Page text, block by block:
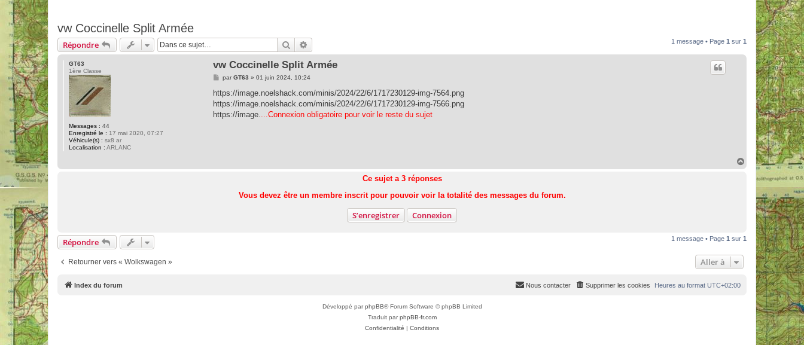
vw Coccinelle Split Armée
Répondre Rechercher 1 message • Page 1 sur 1
GT63
1ère Classe
Messages : 44
Enregistré le : 17 mai 2020, 07:27
Véhicule(s) : sx8 ar
Localisation : ARLANC
vw Coccinelle Split Armée
M
s
s
a
g
e
parGT63 » 01 juin 2024, 10:24
https://image.noelshack.com/minis/2024/22/6/1717230129-img-7564.png
https://image.noelshack.com/minis/2024/22/6/1717230129-img-7566.png
https://image.
...Connexion obligatoire pour voir le reste du sujet
Ce sujet a 3réponses
Vous devez être un membre inscrit pour pouvoir voir la totalité des messages du forum.
S’enregistrer Connexion
Répondre 1 message • Page 1 sur 1
Retourner vers « Wolkswagen » Aller à
Index du forum Heures au format UTC+02:00
Supprimer les cookies
Nous contacter
Développé parphpBB® Forum Software © phpBB Limited
Traduit parphpBB-fr.com
Confidentialité | Conditions